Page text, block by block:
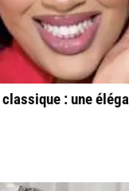
: une